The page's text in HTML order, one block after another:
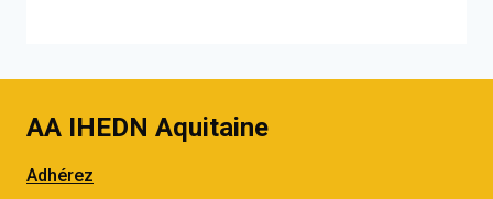
AA IHEDN Aquitaine
Adhérez